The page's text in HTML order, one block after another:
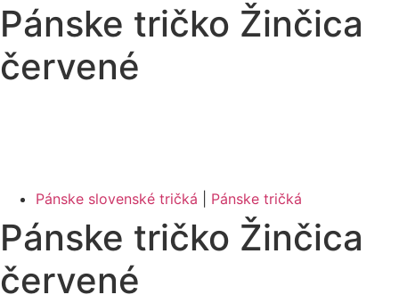
Pánske tričko Žinčica
červené
Pánske slovenské tričká Pánske tričká
Pánske tričko Žinčica
červené